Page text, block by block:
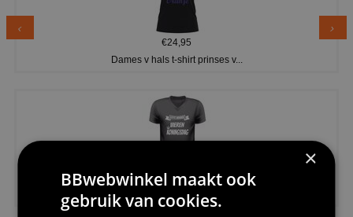
€24,95
Dames v hals t-shirt prinses v...
€24,95
Koningsdag shirt heren v-hals ...
×
BBwebwinkel maakt ook
gebruik van cookies.